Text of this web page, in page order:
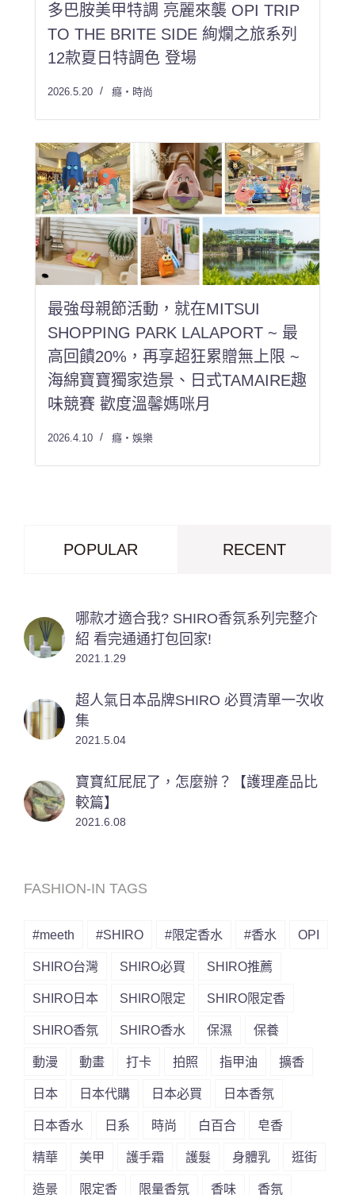
多巴胺美甲特調 亮麗來襲 OPI TRIP
TO THE BRITE SIDE 絢爛之旅系列
12款夏日特調色 登場
2026.5.20 癮・時尚
最強母親節活動，就在MITSUI
SHOPPING PARK LALAPORT ~ 最
高回饋20%，再享超狂累贈無上限 ~
海綿寶寶獨家造景、日式TAMAIRE趣
味競賽 歡度溫馨媽咪月
2026.4.10 癮・娛樂
POPULAR RECENT
哪款才適合我? SHIRO香氛系列完整介
紹 看完通通打包回家!
2021.1.29
超人氣日本品牌SHIRO 必買清單一次收
集
2021.5.04
寶寶紅屁屁了，怎麼辦？【護理產品比
較篇】
2021.6.08
FASHION-IN TAGS
#meeth #SHIRO #限定香水 #香水 OPI
SHIRO台灣 SHIRO必買 SHIRO推薦
SHIRO日本 SHIRO限定 SHIRO限定香
SHIRO香氛 SHIRO香水 保濕 保養
動漫 動畫 打卡 拍照 指甲油 擴香
日本 日本代購 日本必買 日本香氛
日本香水 日系 時尚 白百合 皂香
精華 美甲 護手霜 護髮 身體乳 逛街
造景 限定香 限量香氛 香味 香氛